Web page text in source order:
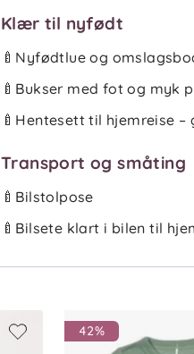
Klær til nyfødt
🍼 Nyfødtlue og
🍼 Bukser med fot og myk
🍼 Hentesett til hjemreise
Transport og småting
🍼 Bilstolpose
🍼 Bilsete klart i bilen til
42%